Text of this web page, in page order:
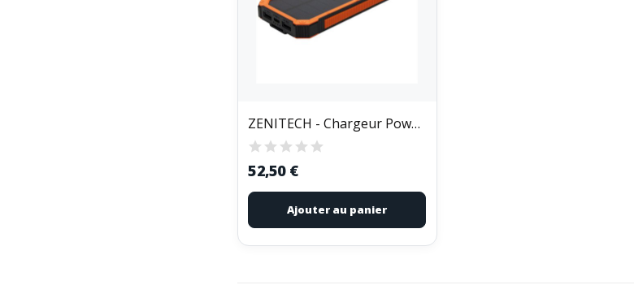
ZENITECH - Chargeur Powerbank solaire compact...
52,50 €
Ajouter au panier